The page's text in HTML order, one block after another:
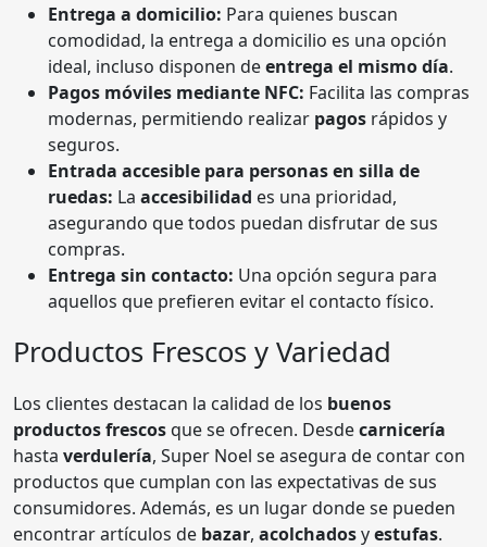
Entrega a domicilio: Para quienes buscan
comodidad, la entrega a domicilio es una opción
ideal, incluso disponen deentrega el mismo día.
Pagos móviles mediante NFC: Facilita las compras
modernas, permitiendo realizar pagos rápidos y
seguros.
Entrada accesible para personas en silla de
ruedas: La accesibilidad es una prioridad,
asegurando que todos puedan disfrutar de sus
compras.
Entrega sin contacto: Una opción segura para
aquellos que prefieren evitar el contacto físico.
Productos Frescos y Variedad
Los clientes destacan la calidad de los buenos
productos frescosque se ofrecen. Desdecarnicería
hasta verdulería, Super Noel se asegura de contar con
productos que cumplan con las expectativas de sus
consumidores. Además, es un lugar donde se pueden
encontrar artículos de bazar, acolchadosyestufas.